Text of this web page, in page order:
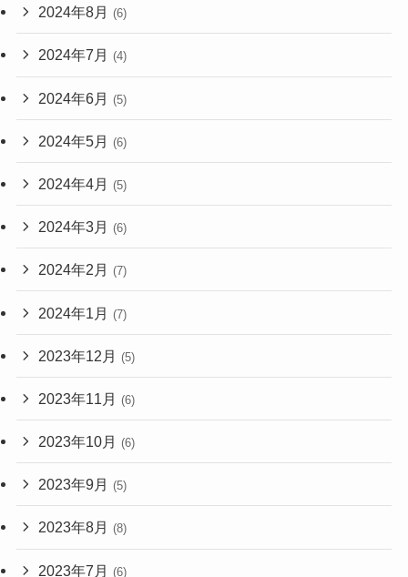
2024年8月 (6)
2024年7月 (4)
2024年6月 (5)
2024年5月 (6)
2024年4月 (5)
2024年3月 (6)
2024年2月 (7)
2024年1月 (7)
2023年12月 (5)
2023年11月 (6)
2023年10月 (6)
2023年9月 (5)
2023年8月 (8)
2023年7月 (6)